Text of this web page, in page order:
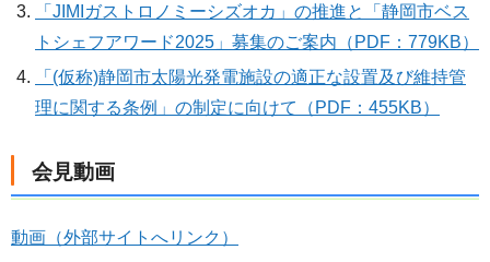
「JIMIガストロノミーシズオカ」の推進と「静岡市ベス
トシェフアワード2025」募集のご案内（PDF：779KB）
「(仮称)静岡市太陽光発電施設の適正な設置及び維持管
理に関する条例」の制定に向けて（PDF：455KB）
会見動画
動画（外部サイトへリンク）